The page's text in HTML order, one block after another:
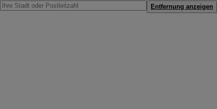
Entfernung anzeigen